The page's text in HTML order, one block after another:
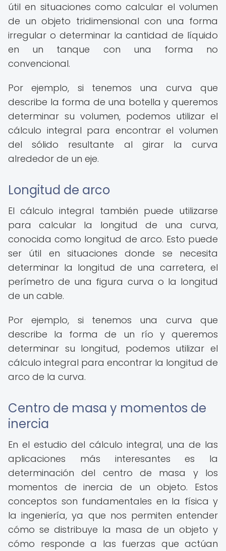
útil en situaciones como calcular el volumen
de un objeto tridimensional con una forma
irregular o determinar la cantidad de líquido
en un tanque con una forma no
convencional.
Por ejemplo, si tenemos una curva que
describe la forma de una botella y queremos
determinar su volumen, podemos utilizar el
cálculo integral para encontrar el volumen
del sólido resultante al girar la curva
alrededor de un eje.
Longitud de arco
El cálculo integral también puede utilizarse
para calcular la longitud de una curva,
conocida como longitud de arco. Esto puede
ser útil en situaciones donde se necesita
determinar la longitud de una carretera, el
perímetro de una figura curva o la longitud
de un cable.
Por ejemplo, si tenemos una curva que
describe la forma de un río y queremos
determinar su longitud, podemos utilizar el
cálculo integral para encontrar la longitud de
arco de la curva.
Centro de masa y momentos de
inercia
En el estudio del cálculo integral, una de las
aplicaciones más interesantes es la
determinación del centro de masa y los
momentos de inercia de un objeto. Estos
conceptos son fundamentales en la física y
la ingeniería, ya que nos permiten entender
cómo se distribuye la masa de un objeto y
cómo responde a las fuerzas que actúan